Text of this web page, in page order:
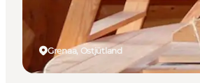
Grenaa, Ostjütland